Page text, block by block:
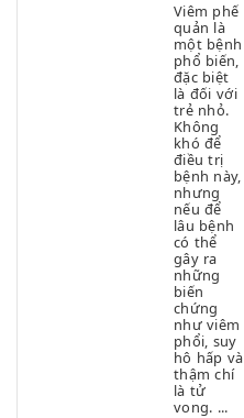
Viêm phế
quản là
một bệnh
phổ biến,
đặc biệt
là đối với
trẻ nhỏ.
Không
khó để
điều trị
bệnh này,
nhưng
nếu để
lâu bệnh
có thể
gây ra
những
biến
chứng
như viêm
phổi, suy
hô hấp và
thậm chí
là tử
vong. ...